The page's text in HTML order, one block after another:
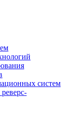
систем